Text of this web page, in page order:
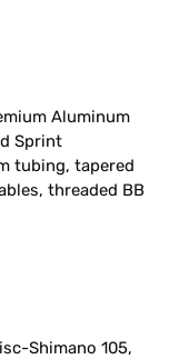
Aluminum
Sprint
tubing, tapered
threaded BB
Shimano 105,